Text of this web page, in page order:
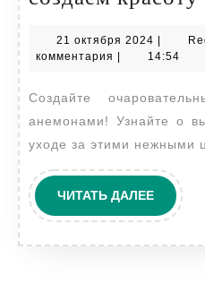
21 октября 2024 21
октября
комментария
14:54
Создайте очаровательный уголок в саду с
анемонами! Узнайте о
уходе за этими нежными
ЧИТАТЬ ДАЛЕЕЧИТАТЬ
ДАЛЕЕ